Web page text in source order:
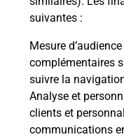
suivantes :
Mesure d’audience
complémentaires
suivre la
Analyse et
clients et
communications
Envoyer un colis